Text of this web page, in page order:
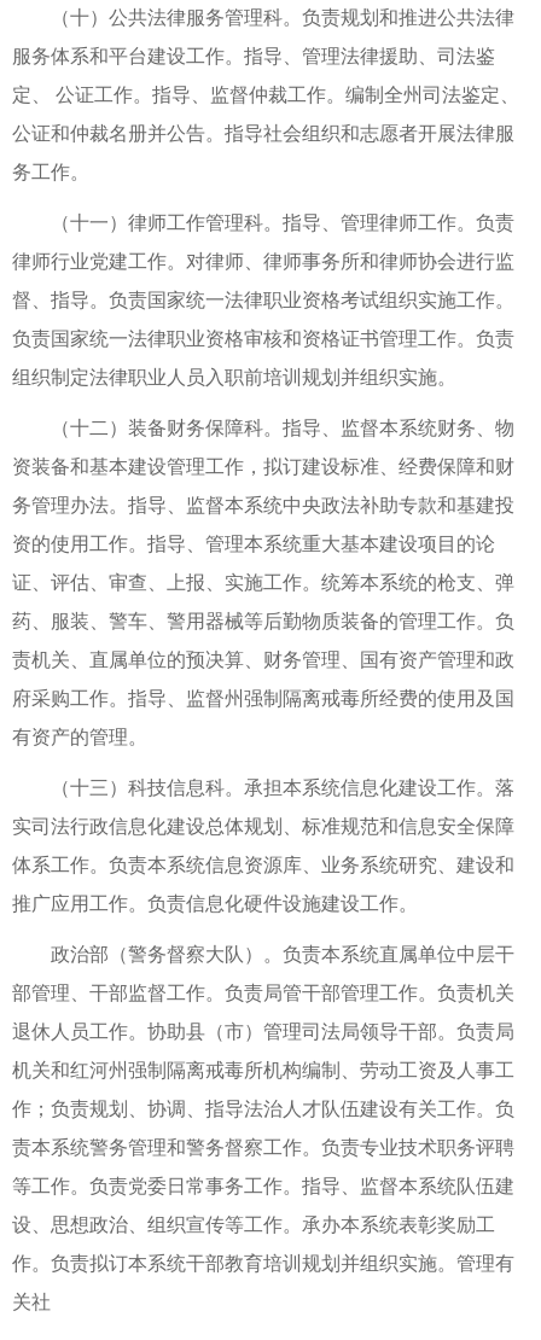
（十）公共法律服务管理科。负责规划和推进公共法律
服务体系和平台建设工作。指导、管理法律援助、司法鉴
定、 公证工作。指导、监督仲裁工作。编制全州司法鉴定、
公证和仲裁名册并公告。指导社会组织和志愿者开展法律服
务工作。
（十一）律师工作管理科。指导、管理律师工作。负责
律师行业党建工作。对律师、律师事务所和律师协会进行监
督、指导。负责国家统一法律职业资格考试组织实施工作。
负责国家统一法律职业资格审核和资格证书管理工作。负责
组织制定法律职业人员入职前培训规划并组织实施。
（十二）装备财务保障科。指导、监督本系统财务、物
资装备和基本建设管理工作，拟订建设标准、经费保障和财
务管理办法。指导、监督本系统中央政法补助专款和基建投
资的使用工作。指导、管理本系统重大基本建设项目的论
证、评估、审查、上报、实施工作。统筹本系统的枪支、弹
药、服装、警车、警用器械等后勤物质装备的管理工作。负
责机关、直属单位的预决算、财务管理、国有资产管理和政
府采购工作。指导、监督州强制隔离戒毒所经费的使用及国
有资产的管理。
（十三）科技信息科。承担本系统信息化建设工作。落
实司法行政信息化建设总体规划、标准规范和信息安全保障
体系工作。负责本系统信息资源库、业务系统研究、建设和
推广应用工作。负责信息化硬件设施建设工作。
政治部（警务督察大队）。负责本系统直属单位中层干
部管理、干部监督工作。负责局管干部管理工作。负责机关
退休人员工作。协助县（市）管理司法局领导干部。负责局
机关和红河州强制隔离戒毒所机构编制、劳动工资及人事工
作；负责规划、协调、指导法治人才队伍建设有关工作。负
责本系统警务管理和警务督察工作。负责专业技术职务评聘
等工作。负责党委日常事务工作。指导、监督本系统队伍建
设、思想政治、组织宣传等工作。承办本系统表彰奖励工
作。负责拟订本系统干部教育培训规划并组织实施。管理有
关社